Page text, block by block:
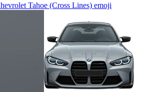
Tahoe (Cross Lines) emoji